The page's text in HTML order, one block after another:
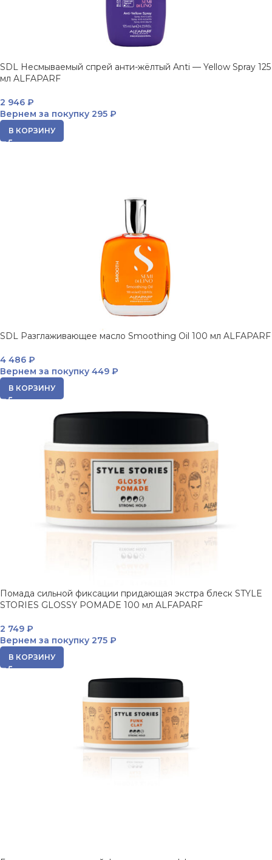
SDL Несмываемый спрей анти-жёлтый Anti — Yellow Spray 125
мл ALFAPARF
2 946 ₽
Вернем за покупку 295 ₽
В КОРЗИНУ
SDL Разглаживающее масло Smoothing Oil 100 мл ALFAPARF
4 486 ₽
Вернем за покупку 449 ₽
В КОРЗИНУ
Помада сильной фиксации придающая экстра блеск STYLE
STORIES GLOSSY POMADE 100 мл ALFAPARF
2 749 ₽
Вернем за покупку 275 ₽
В КОРЗИНУ